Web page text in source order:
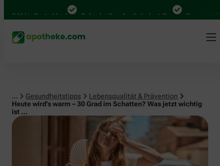
Mal in Deutschland Online bei Ihrer Apotheke bestellen Bequem
... Gesundheitstipps
Lebensqualität & Prävention
Heute wird’s warm – 30 Grad im Schatten? Was jetzt wichtig
ist …
Lebensqualität & Prävention